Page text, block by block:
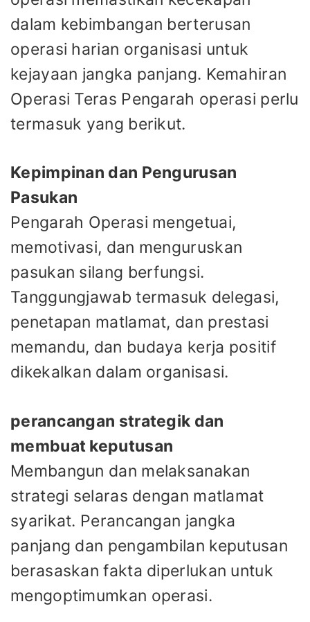
dalam kebimbangan berterusan
operasi harian organisasi untuk
kejayaan jangka panjang. Kemahiran
Operasi Teras Pengarah operasi perlu
termasuk yang berikut.
Kepimpinan dan Pengurusan
Pasukan
Pengarah Operasi mengetuai,
memotivasi, dan menguruskan
pasukan silang berfungsi.
Tanggungjawab termasuk delegasi,
penetapan matlamat, dan prestasi
memandu, dan budaya kerja positif
dikekalkan dalam organisasi.
perancangan strategik dan
membuat keputusan
Membangun dan melaksanakan
strategi selaras dengan matlamat
syarikat. Perancangan jangka
panjang dan pengambilan keputusan
berasaskan fakta diperlukan untuk
mengoptimumkan operasi.